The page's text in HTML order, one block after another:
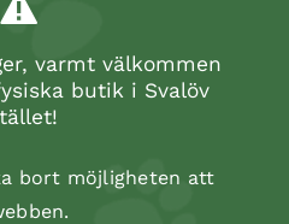
varmt välkommen
butik i Svalöv
bort möjligheten att